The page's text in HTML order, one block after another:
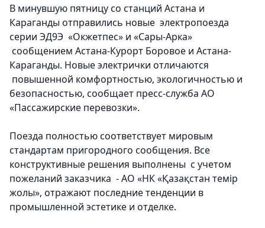
В минувшую пятницу со станций Астана и
Караганды отправились новые электропоезда
серии ЭД9Э «Окжетпес» и «Сары-Арка»
сообщением Астана-Курорт Боровое и Астана-
Караганды. Новые электрички отличаются
повышенной комфортностью, экологичностью и
безопасностью, сообщает пресс-служба АО
«Пассажирские перевозки».
Поезда полностью соответствует мировым
стандартам пригородного сообщения. Все
конструктивные решения выполнены с учетом
пожеланий заказчика - АО «НК «Қазақстан темір
жолы», отражают последние тенденции в
промышленной эстетике и отделке.